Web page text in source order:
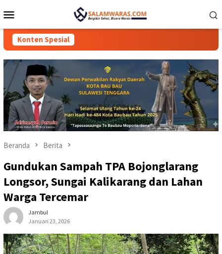
ke
Mobile
Konten Spesial
Beranda Berita
Gundukan Sampah TPA Bojonglarang
Longsor, Sungai Kalikarang dan Lahan
Warga Tercemar
Jambul
Januari 23, 2026